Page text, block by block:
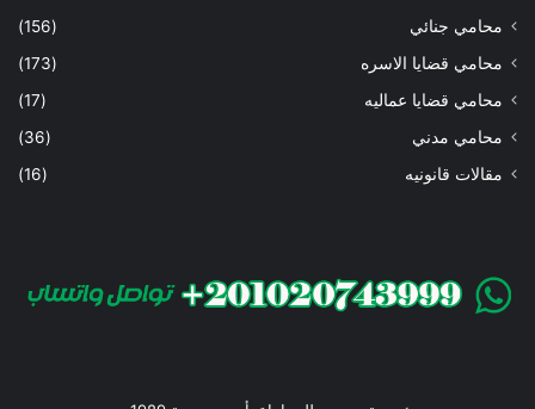
محامي جنائي
(156)
محامي قضايا الاسره
(173)
محامي قضايا عماليه
(17)
محامي مدني
(36)
مقالات قانونيه
(16)